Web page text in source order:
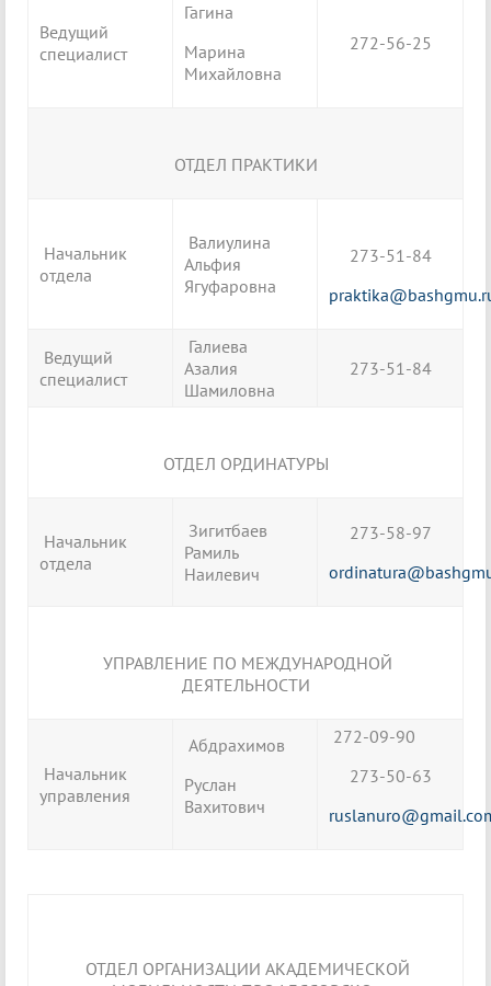
Ведущий
специалист
Гагина
Марина
Михайловна
272-56-25
ОТДЕЛ ПРАКТИКИ
Начальник
отдела
Валиулина
Альфия
Ягуфаровна
273-51-84
Ведущий
специалист
Галиева
Азалия
Шамиловна
273-51-84
ОТДЕЛ ОРДИНАТУРЫ
Начальник
отдела
Зигитбаев
Рамиль
Наилевич
273-58-97
УПРАВЛЕНИЕ ПО МЕЖДУНАРОДНОЙ
ДЕЯТЕЛЬНОСТИ
Начальник
управления
Абдрахимов
Руслан
Вахитович
272-09-90
273-50-63
ОТДЕЛ ОРГАНИЗАЦИИ АКАДЕМИЧЕСКОЙ